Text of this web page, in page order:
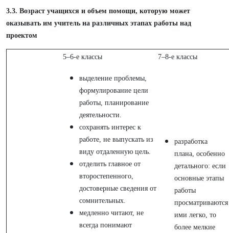
3.3. Возраст учащихся и объем помощи, которую может
оказывать им учитель на различных этапах работы над
проектом
5–6-е классы 7–8-е классы
выделение проблемы,
формулирование цели
работы, планирование
деятельности.
сохранять интерес к
работе, не выпускать из
виду отдаленную цель.
отделить главное от
второстепенного,
достоверные сведения от
сомнительных.
медленно читают, не
всегда понимают
разработка
плана, особенно
детального: если
основные этапы
работы
просматриваются
ими легко, то
более мелкие